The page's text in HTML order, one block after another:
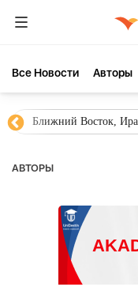
Все Новости Aвторы
Ближний Восток,
AВТОРЫ